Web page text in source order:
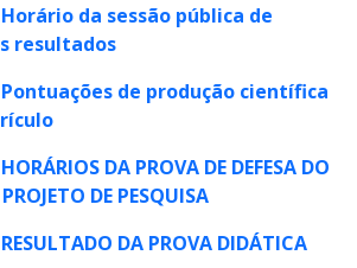
Horário da sessão pública de
resultados
Pontuações de produção científica
DA PROVA DE DEFESA DO
DE PESQUISA
DA PROVA DIDÁTICA